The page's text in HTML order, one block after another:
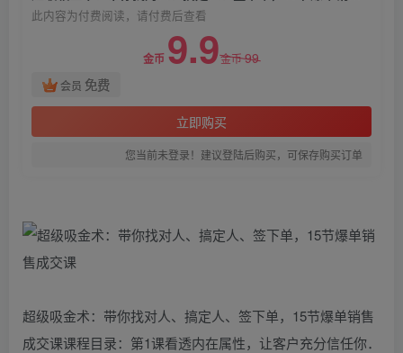
此内容为付费阅读，请付费后查看
金币 9.9金币99
会员 免费
立即购买
您当前未登录！建议登陆后购买，可保存购买订单
超级吸金术：带你找对人、搞定人、签下单，15节爆单销售
成交课课程目录：第1课看透内在属性，让客户充分信任你．